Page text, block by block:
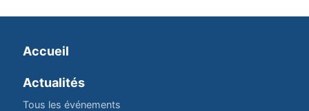
Accueil
Actualités
Tous les événements